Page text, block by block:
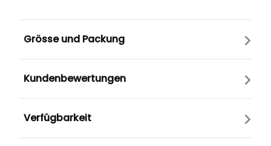
Grösse und Packung
Kundenbewertungen
Verfügbarkeit